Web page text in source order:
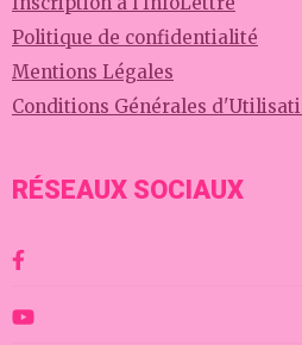
Politique de confidentialité
Mentions Légales
Conditions Générales
RÉSEAUX SOCIAUX